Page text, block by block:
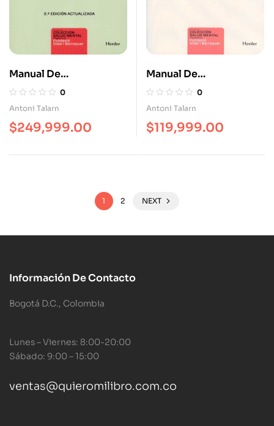
Manual De
Psicopatología Clínica
(2ª Ed)
0
Antoni Talarn
$249,999.00
Manual De
Psicopatología Clínica
0
Antoni Talarn
$119,999.00
1 2 NEXT
Información De Contacto
Bogotá D.C., Colombia
Lunes – Viernes: 8:00-20:00
Sábado: 9:00 – 15:00
ventas@quieromilibro.com.co